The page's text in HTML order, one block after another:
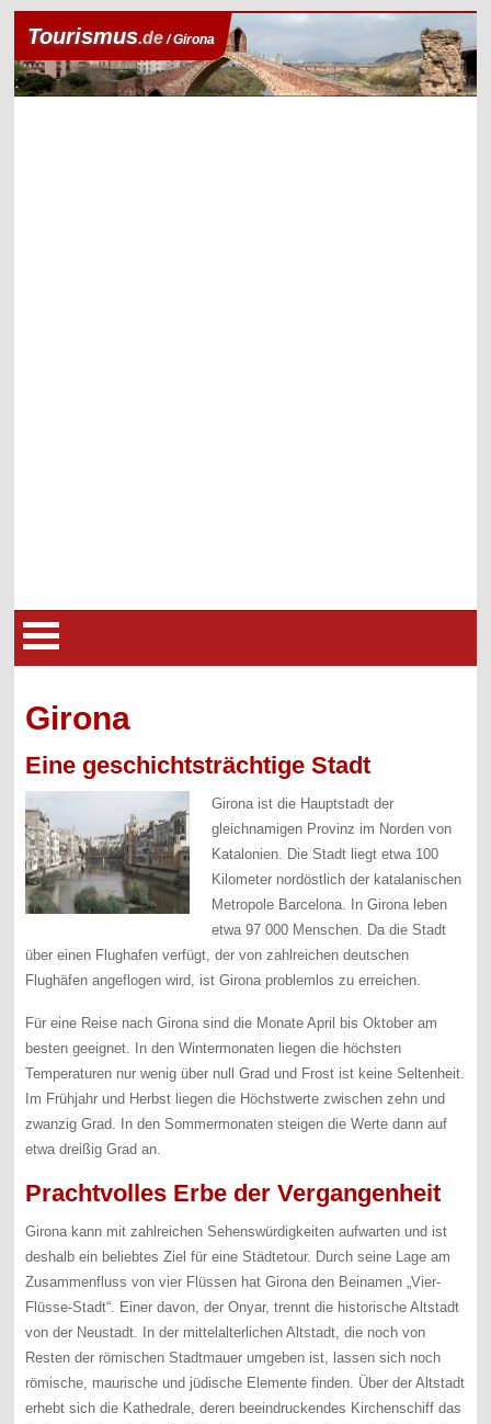
Tourismus.de/ Girona
Girona
Eine geschichtsträchtige Stadt
Girona ist die Hauptstadt der
gleichnamigen Provinz im Norden von
Katalonien. Die Stadt liegt etwa 100
Kilometer nordöstlich der katalanischen
Metropole Barcelona. In Girona leben
etwa 97 000 Menschen. Da die Stadt
über einen Flughafen verfügt, der von zahlreichen deutschen
Flughäfen angeflogen wird, ist Girona problemlos zu erreichen.
Für eine Reise nach Girona sind die Monate April bis Oktober am
besten geeignet. In den Wintermonaten liegen die höchsten
Temperaturen nur wenig über null Grad und Frost ist keine Seltenheit.
Im Frühjahr und Herbst liegen die Höchstwerte zwischen zehn und
zwanzig Grad. In den Sommermonaten steigen die Werte dann auf
etwa dreißig Grad an.
Prachtvolles Erbe der Vergangenheit
Girona kann mit zahlreichen Sehenswürdigkeiten aufwarten und ist
deshalb ein beliebtes Ziel für eine Städtetour. Durch seine Lage am
Zusammenfluss von vier Flüssen hat Girona den Beinamen „Vier-
Flüsse-Stadt“. Einer davon, der Onyar, trennt die historische Altstadt
von der Neustadt. In der mittelalterlichen Altstadt, die noch von
Resten der römischen Stadtmauer umgeben ist, lassen sich noch
römische, maurische und jüdische Elemente finden. Über der Altstadt
erhebt sich die Kathedrale, deren beeindruckendes Kirchenschiff das